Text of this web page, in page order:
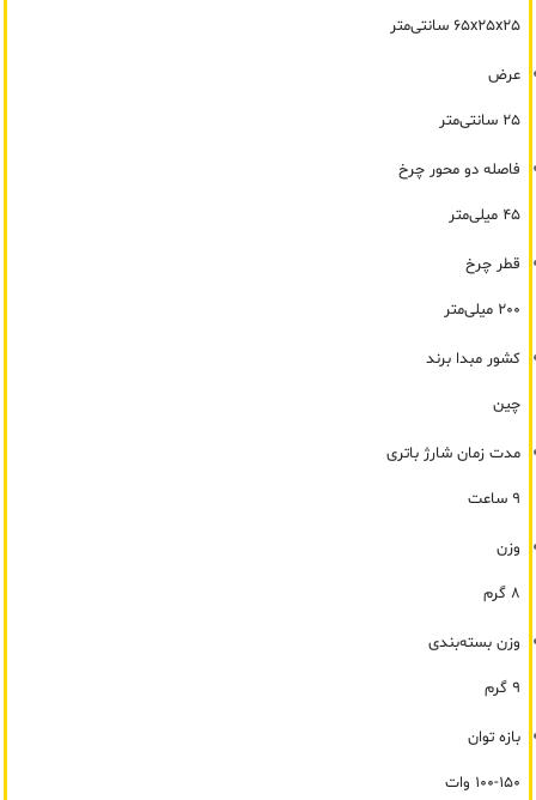
65x25x25 سانتی‌متر
عرض
25 سانتی‌متر
فاصله دو محور چرخ
45 میلی‌متر
قطر چرخ
200 میلی‌متر
کشور مبدا برند
چین
مدت زمان شارژ باتری
9 ساعت
وزن
8 گرم
وزن بسته‌بندی
9 گرم
بازه توان
100-150 وات